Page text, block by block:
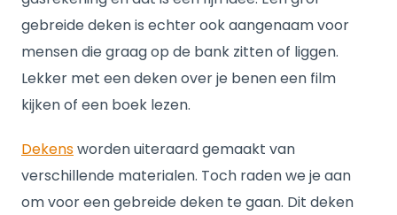
gebreide deken is echter ook aangenaam voor
mensen die graag op de bank zitten of liggen.
Lekker met een deken over je benen een film
kijken of een boek lezen.
Dekensworden uiteraard gemaakt van
verschillende materialen. Toch raden we je aan
om voor een gebreide deken te gaan. Dit deken